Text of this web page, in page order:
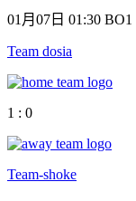
01月07日 01:30 BO1
Team dosia
1 : 0
Team-shoke